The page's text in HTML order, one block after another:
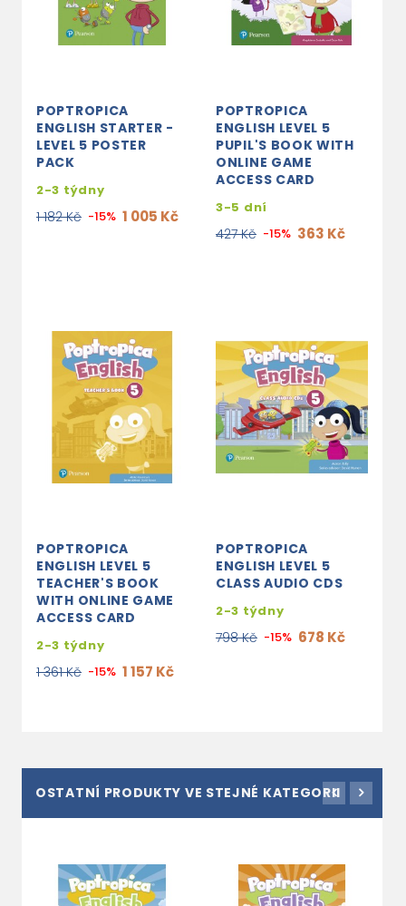
POPTROPICA
ENGLISH STARTER -
LEVEL 5 POSTER
PACK
2-3 týdny
1 182 Kč -15% 1 005 Kč
POPTROPICA
ENGLISH LEVEL 5
PUPIL'S BOOK WITH
ONLINE GAME
ACCESS CARD
3-5 dní
427 Kč -15% 363 Kč
POPTROPICA
ENGLISH LEVEL 5
TEACHER'S BOOK
WITH ONLINE GAME
ACCESS CARD
2-3 týdny
1 361 Kč -15% 1 157 Kč
POPTROPICA
ENGLISH LEVEL 5
CLASS AUDIO CDS
2-3 týdny
798 Kč -15% 678 Kč
OSTATNÍ PRODUKTY VE STEJNÉ KATEGORII